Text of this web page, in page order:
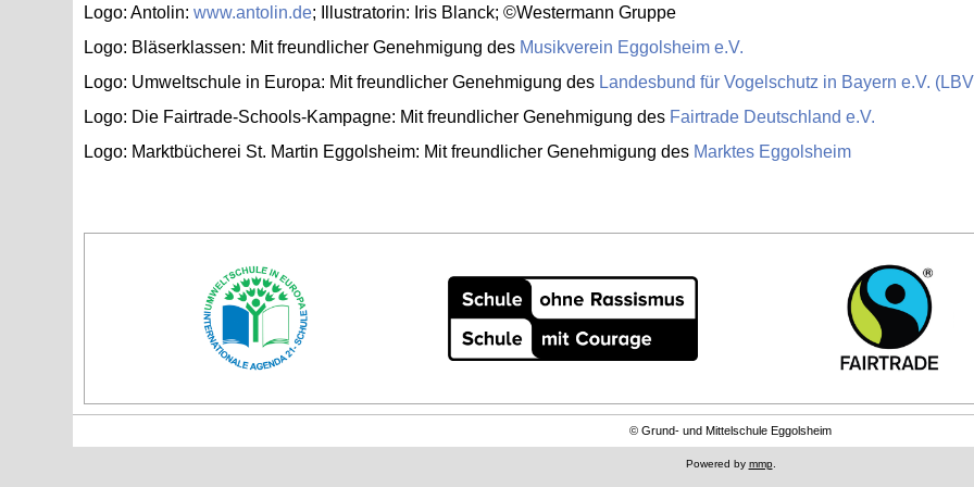
Logo: An­to­lin:www.​antolin.​de; Il­lus­tra­to­rin: Iris Blanck; ©Wes­ter­mann Grup­pe
Logo: Blä­ser­klas­sen: Mit freund­li­cher Ge­neh­mi­gung des Mu­sik­ver­ein Eg­gols­heim e.V.
Logo: Um­welt­schu­le in Eu­ro­pa: Mit freund­li­cher Ge­neh­mi­gung des Lan­des­bund für Vo­gel­schutz in Bay­ern e.V.
Logo: Die Fair­tra­de-Schools-Kam­pa­gne: Mit freund­li­cher Ge­neh­mi­gung des Fair­tra­de Deutsch­land e.V.
Logo: Markt­bü­che­rei St. Mar­tin Eg­gols­heim: Mit freund­li­cher Ge­neh­mi­gung des Mark­tes Eg­gols­heim
© Grund- und Mittelschule Eggolsheim
Powered by mmp.